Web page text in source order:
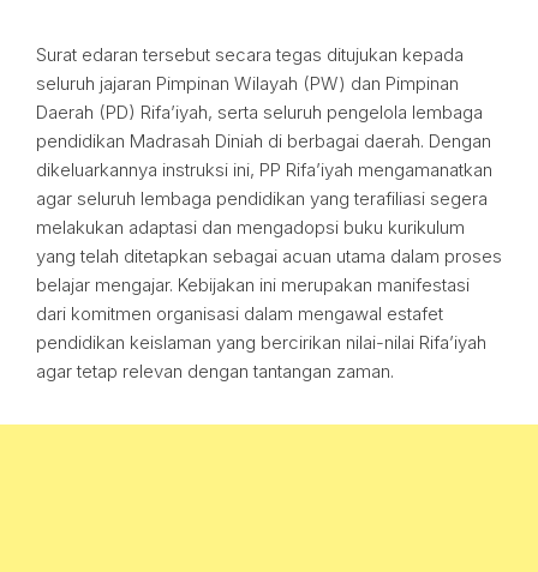
Surat edaran tersebut secara tegas ditujukan kepada
seluruh jajaran Pimpinan Wilayah (PW) dan Pimpinan
Daerah (PD) Rifa’iyah, serta seluruh pengelola lembaga
pendidikan Madrasah Diniah di berbagai daerah. Dengan
dikeluarkannya instruksi ini, PP Rifa’iyah mengamanatkan
agar seluruh lembaga pendidikan yang terafiliasi segera
melakukan adaptasi dan mengadopsi buku kurikulum
yang telah ditetapkan sebagai acuan utama dalam proses
belajar mengajar. Kebijakan ini merupakan manifestasi
dari komitmen organisasi dalam mengawal estafet
pendidikan keislaman yang bercirikan nilai-nilai Rifa’iyah
agar tetap relevan dengan tantangan zaman.